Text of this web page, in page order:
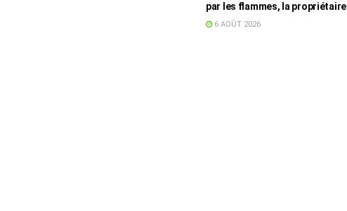
par les flammes, la propriétaire
accuse la STEG et la SONEDE
6 AOÛT 2026